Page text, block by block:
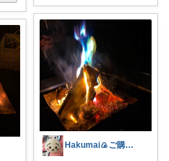
Hakumai🍙ご購入感謝致します✨